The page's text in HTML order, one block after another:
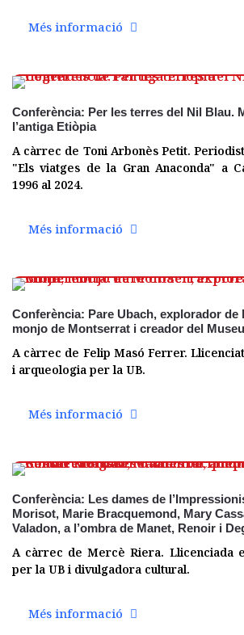
Més informació
Conferència: Per les terres del Nil Blau.
l’antiga Etiòpia
A càrrec de Toni Arbonès Petit.
"Els viatges de la Gran Anaconda" a
1996 al 2024.
Més informació
Conferència: Pare Ubach, explorador de
monjo de Montserrat i creador del
A càrrec de Felip Masó Ferrer.
i arqueologia per la UB.
Més informació
Conferència: Les dames de
Morisot, Marie Bracquemond, Mary
Valadon, a l’ombra de Manet, Renoir i
A càrrec de Mercè Riera. Llicenciada
per la UB i divulgadora cultural.
Més informació